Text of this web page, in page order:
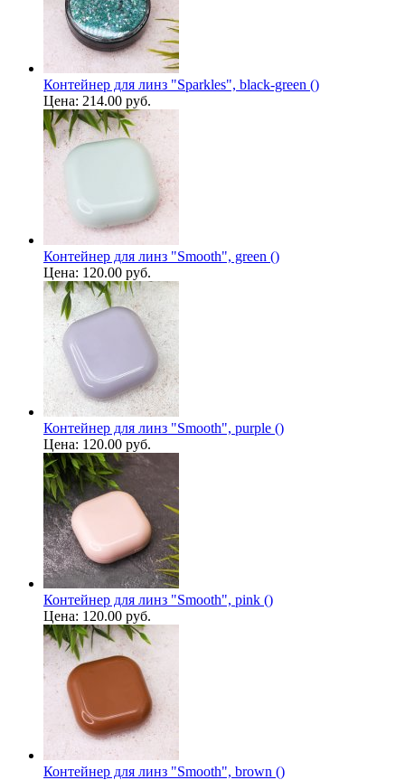
Контейнер для линз "Sparkles", black-green ()
Цена: 214.00 руб.
Контейнер для линз "Smooth", green ()
Цена: 120.00 руб.
Контейнер для линз "Smooth", purple ()
Цена: 120.00 руб.
Контейнер для линз "Smooth", pink ()
Цена: 120.00 руб.
Контейнер для линз "Smooth", brown ()